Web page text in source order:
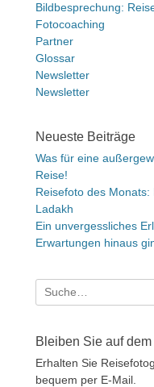
Bildbesprechung:
Fotocoaching
Partner
Glossar
Newsletter
Newsletter
Neueste Beiträge
Was für eine
Reise!
Reisefoto des Monats:
Ladakh
Ein unvergessliches
Erwartungen hinaus
Suche
nach:
Bleiben Sie auf
Erhalten Sie
bequem per E-Mail.